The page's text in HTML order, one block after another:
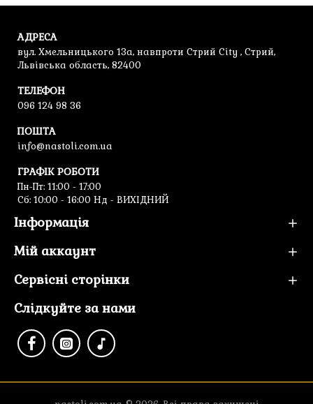
АДРЕСА
вул. Хмельницького 13а, навпроти Стрий City , Стрий,
Львівська область, 82400
ТЕЛЕФОН
096 124 98 36
ПОШТА
info@nastoli.com.ua
ГРАФІК РОБОТИ
Пн-Пт: 11:00 - 17:00
Cб: 10:00 - 16:00 Нд - ВИХІДНИЙ
Інформація
Мій аккаунт
Сервісні сторінки
Слідкуйте за нами